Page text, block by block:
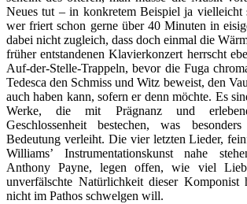
Neues tut – in konkretem Beispiel ja vielleicht
wer friert schon gerne über 40 Minuten in
dabei nicht zugleich, dass doch einmal die
früher entstandenen Klavierkonzert herrscht
Auf-der-Stelle-Trappeln, bevor die Fuga
Tedesca den Schmiss und Witz beweist, den
auch haben kann, sofern er denn möchte. Es
Werke, die mit Prägnanz und
Geschlossenheit bestechen, was
Bedeutung verleiht. Die vier letzten Lieder,
Williams’ Instrumentationskunst nahe
Anthony Payne, legen offen, wie viel
unverfälschte Natürlichkeit dieser
nicht im Pathos schwelgen will.